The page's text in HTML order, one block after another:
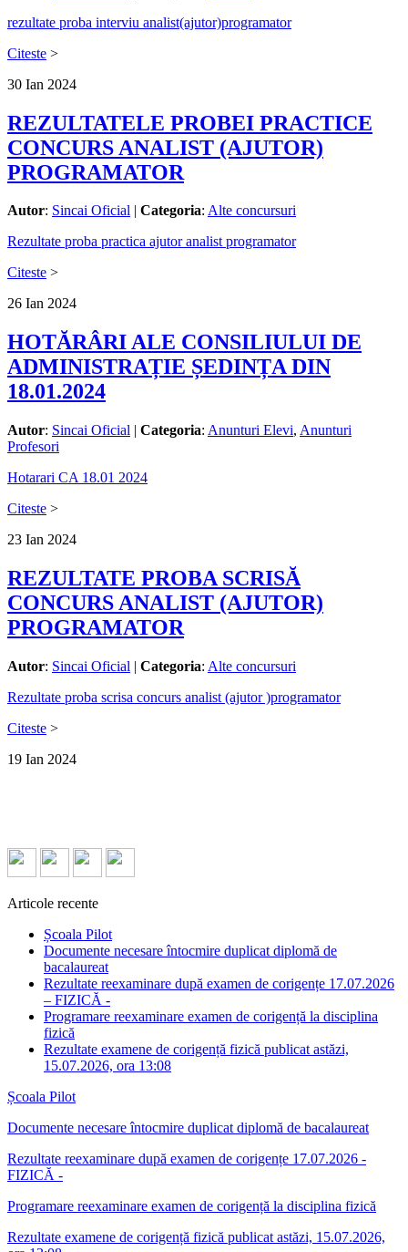
rezultate proba interviu analist(ajutor)programator
Citeste >
30 Ian 2024
REZULTATELE PROBEI PRACTICE
CONCURS ANALIST (AJUTOR)
PROGRAMATOR
Autor: Sincai Oficial | Categoria: Alte concursuri
Rezultate proba practica ajutor analist programator
Citeste >
26 Ian 2024
HOTĂRÂRI ALE CONSILIULUI DE
ADMINISTRAȚIE ȘEDINȚA DIN
18.01.2024
Autor: Sincai Oficial | Categoria: Anunturi Elevi, Anunturi
Profesori
Hotarari CA 18.01 2024
Citeste >
23 Ian 2024
REZULTATE PROBA SCRISĂ
CONCURS ANALIST (AJUTOR)
PROGRAMATOR
Autor: Sincai Oficial | Categoria: Alte concursuri
Rezultate proba scrisa concurs analist (ajutor )programator
Citeste >
19 Ian 2024
Articole recente
Școala Pilot
Documente necesare întocmire duplicat diplomă de
bacalaureat
Rezultate reexaminare după examen de corigențe 17.07.2026
– FIZICĂ -
Programare reexaminare examen de corigență la disciplina
fizică
Rezultate examene de corigență fizică publicat astăzi,
15.07.2026, ora 13:08
Școala Pilot
Documente necesare întocmire duplicat diplomă de bacalaureat
Rezultate reexaminare după examen de corigențe 17.07.2026 -
FIZICĂ -
Programare reexaminare examen de corigență la disciplina fizică
Rezultate examene de corigență fizică publicat astăzi, 15.07.2026,